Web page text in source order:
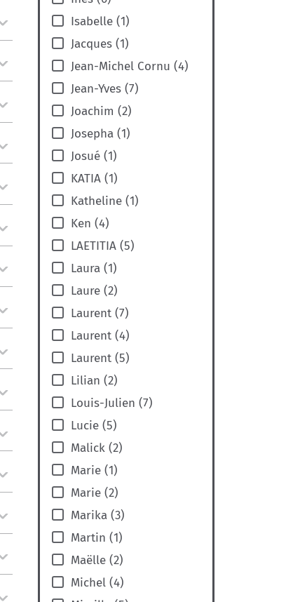
Isabelle (1)
Jacques (1)
Jean-Michel Cornu (4)
Jean-Yves (7)
Joachim (2)
Josepha (1)
Josué (1)
KATIA (1)
Katheline (1)
Ken (4)
LAETITIA (5)
Laura (1)
Laure (2)
Laurent (7)
Laurent (4)
Laurent (5)
Lilian (2)
Louis-Julien (7)
Lucie (5)
Malick (2)
Marie (1)
Marie (2)
Marika (3)
Martin (1)
Maëlle (2)
Michel (4)